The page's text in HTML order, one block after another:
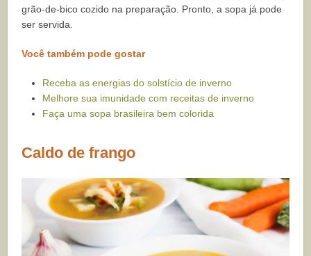
grão-de-bico cozido na preparação. Pronto, a sopa já pode
ser servida.
Você também pode gostar
Receba as energias do solstício de inverno
Melhore sua imunidade com receitas de inverno
Faça uma sopa brasileira bem colorida
Caldo de frango